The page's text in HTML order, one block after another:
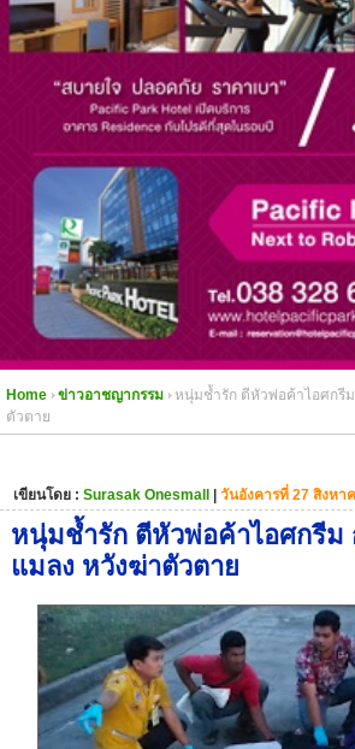
Home ข่าวอาชญากรรม
หนุ่มช้ำรัก ตีหัวพ่อค้าไอศกรี
ตัวตาย
เขียนโดย : Surasak Onesmall | วันอังคารที่ 27 สิงหา
หนุ่มช้ำรัก ตีหัวพ่อค้าไอศกรีม
แมลง หวังฆ่าตัวตาย